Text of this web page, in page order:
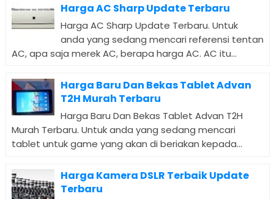
Harga AC Sharp Update Terbaru
Harga AC Sharp Update Terbaru. Untuk
anda yang sedang mencari referensi tentan
AC, apa saja merek AC, berapa harga AC. AC itu...
Harga Baru Dan Bekas Tablet Advan
T2H Murah Terbaru
Harga Baru Dan Bekas Tablet Advan T2H
Murah Terbaru. Untuk anda yang sedang mencari
tablet untuk game yang akan di beriakan kepada...
Harga Kamera DSLR Terbaik Update
Terbaru